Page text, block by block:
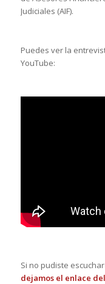
Judiciales (AIF).
Puedes ver la
YouTube:
Si no pudiste
dejamos el enlace